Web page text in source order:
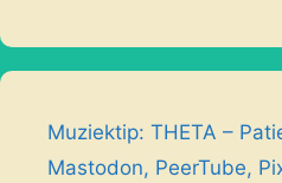
Muziektip: THETA –
Mastodon, PeerTube,